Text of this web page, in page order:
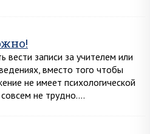
записи за учителем или
вместо того чтобы
не имеет психологической
не трудно….